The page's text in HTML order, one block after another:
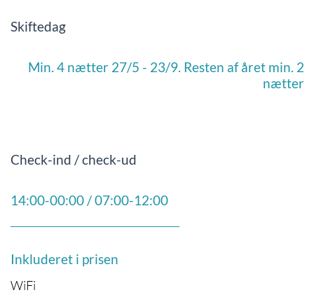
Skiftedag
Min. 4 nætter 27/5 - 23/9. Resten af året min. 2
nætter
Check-ind / check-ud
14:00-00:00 / 07:00-12:00
Inkluderet i prisen
WiFi